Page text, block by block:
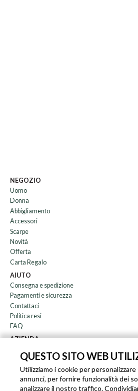
QUESTO SITO WEB
Utilizziamo i cookie per
annunci, per fornire funzionalità dei
analizzare il nostro traffico.
NEGOZIO
Uomo
Donna
Abbigliamento
Accessori
Scarpe
Novità
Offerta
Carta Regalo
AIUTO
Consegna e spedizione
Pagamenti e sicurezza
Contattaci
Politica resi
FAQ
AZIENDA
Chi siamo
Blog
Affiliazione